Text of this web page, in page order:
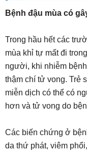
Bệnh đậu mùa có
Trong hầu hết các
mùa khỉ tự mất đi
người, khi nhiễm
thậm chí tử vong. Trẻ
miễn dịch có thể có
hơn và tử vong do
Các biến chứng ở
da thứ phát, viêm